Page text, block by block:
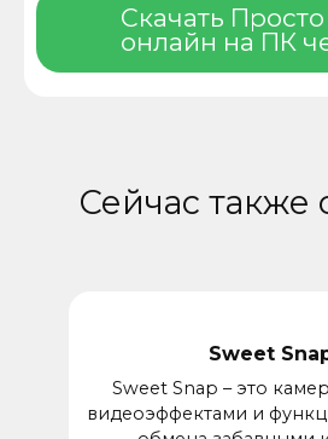
Скачать
онлайн на ПК
Сейчас также
Sweet
Sweet Snap – это
видеоэффектами и